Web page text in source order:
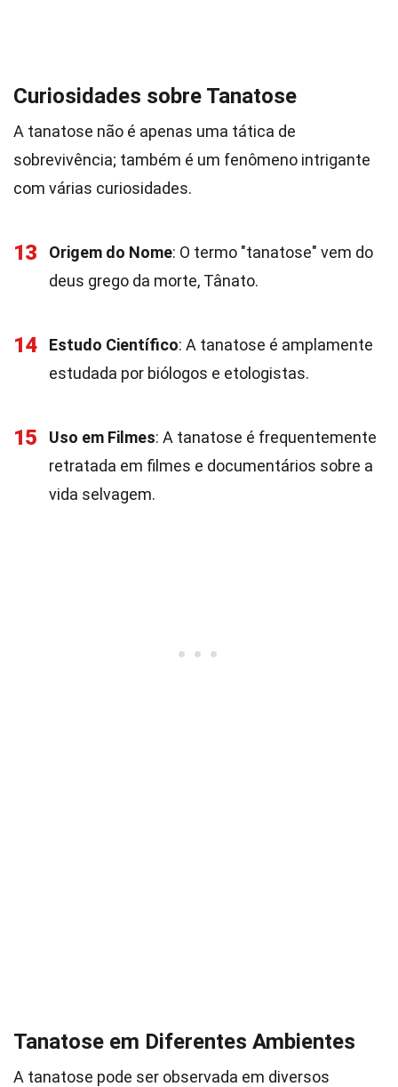
Curiosidades sobre Tanatose
A tanatose não é apenas uma tática de
sobrevivência; também é um fenômeno intrigante
com várias curiosidades.
13 Origem do Nome: O termo "tanatose" vem do
deus grego da morte, Tânato.
14 Estudo Científico: A tanatose é amplamente
estudada por biólogos e etologistas.
15 Uso em Filmes: A tanatose é frequentemente
retratada em filmes e documentários sobre a
vida selvagem.
Tanatose em Diferentes Ambientes
A tanatose pode ser observada em diversos